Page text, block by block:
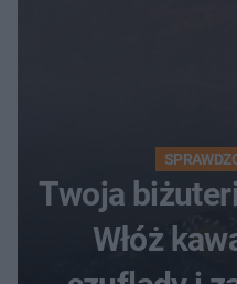
Twoja
Włóż